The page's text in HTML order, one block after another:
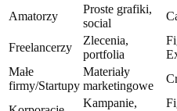
Amatorzy
Proste grafiki,
social
Freelancerzy
Zlecenia,
portfolia
Małe
firmy/Startupy
Materiały
marketingowe
Kampanie,